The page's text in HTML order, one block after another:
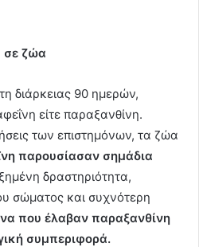
σε ζώα
διάρκειας 90 ημερών,
είτε παραξανθίνη.
των επιστημόνων, τα ζώα
παρουσίασαν σημάδια
δραστηριότητα,
σώματος και συχνότερη
που έλαβαν παραξανθίνη
συμπεριφορά.